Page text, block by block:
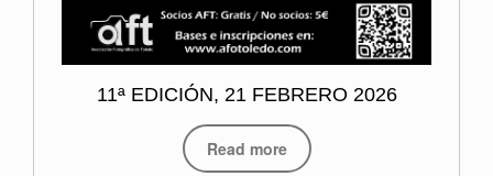
11ª EDICIÓN, 21 FEBRERO 2026
Read more